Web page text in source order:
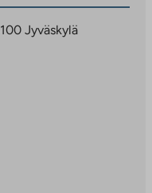
Jyväskylä